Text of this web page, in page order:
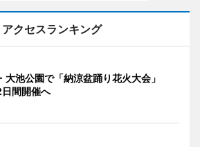
アクセスランキング
大池公園で「納涼盆踊り花火大会」
間開催へ